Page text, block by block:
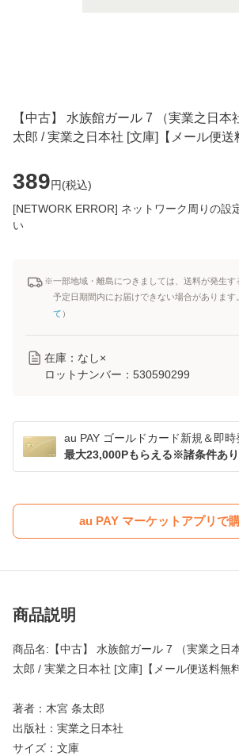
【中古】 水族館ガール 7 （実業之日本
太郎 / 実業之日本社 [文庫]【メール便送
389円(税込)
[NETWORK ERROR] ネットワーク周りの設
い
※一部地域・離島につきましては、送料が発生す
予定日期間内にお届けできない場合があります
て ）
在庫：なし×
ロットナンバー： 530590299
au PAY ゴールドカード新規＆即時
最大23,000Pもらえる※諸条件あり
au PAY マーケットアプリで
商品説明
商品名:【中古】 水族館ガール 7 （実業之日
太郎 / 実業之日本社 [文庫]【メール便送料無料
著者：木宮 条太郎
出版社：実業之日本社
サイズ：文庫